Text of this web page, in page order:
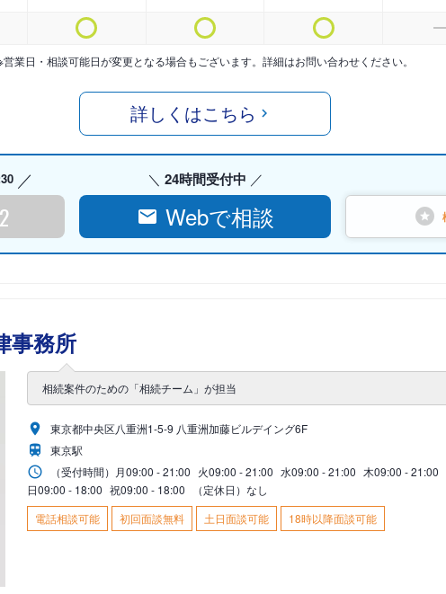
営業日・相談可能日が変更となる場合もございます。詳細はお問い合わせください。
詳しくはこちら
24時間受付中
Webで相談
事務所
相続案件のための「相続チーム」が担当
東京都中央区八重洲1-5-9 八重洲加藤ビルデイング6F
東京駅
（受付時間） 月09:00 - 21:00 火09:00 - 21:00 水09:00 - 21:00 木09:00 - 21:00
日09:00 - 18:00 祝09:00 - 18:00
（定休日）なし
電話相談可能
初回面談無料 土日面談可能 18時以降面談可能